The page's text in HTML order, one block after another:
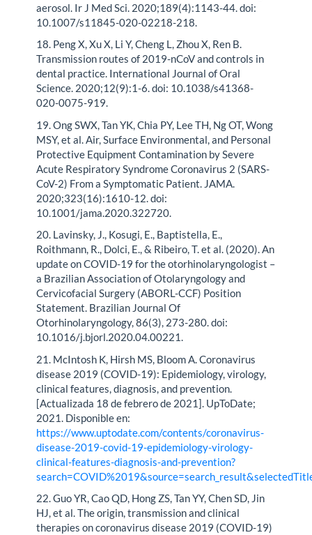
aerosol. Ir J Med Sci. 2020;189(4):1143-44. doi:
10.1007/s11845-020-02218-218.
18. Peng X, Xu X, Li Y, Cheng L, Zhou X, Ren B.
Transmission routes of 2019-nCoV and controls in
dental practice. International Journal of Oral
Science. 2020;12(9):1-6. doi: 10.1038/s41368-
020-0075-919.
19. Ong SWX, Tan YK, Chia PY, Lee TH, Ng OT, Wong
MSY, et al. Air, Surface Environmental, and Personal
Protective Equipment Contamination by Severe
Acute Respiratory Syndrome Coronavirus 2 (SARS-
CoV-2) From a Symptomatic Patient. JAMA.
2020;323(16):1610-12. doi:
10.1001/jama.2020.322720.
20. Lavinsky, J., Kosugi, E., Baptistella, E.,
Roithmann, R., Dolci, E., & Ribeiro, T. et al. (2020). An
update on COVID-19 for the otorhinolaryngologist –
a Brazilian Association of Otolaryngology and
Cervicofacial Surgery (ABORL-CCF) Position
Statement. Brazilian Journal Of
Otorhinolaryngology, 86(3), 273-280. doi:
10.1016/j.bjorl.2020.04.00221.
21. McIntosh K, Hirsh MS, Bloom A. Coronavirus
disease 2019 (COVID-19): Epidemiology, virology,
clinical features, diagnosis, and prevention.
[Actualizada 18 de febrero de 2021]. UpToDate;
2021. Disponible en:
https://www.uptodate.com/contents/coronavirus-
disease-2019-covid-19-epidemiology-virology-
clinical-features-diagnosis-and-prevention?
22. Guo YR, Cao QD, Hong ZS, Tan YY, Chen SD, Jin
HJ, et al. The origin, transmission and clinical
therapies on coronavirus disease 2019 (COVID-19)